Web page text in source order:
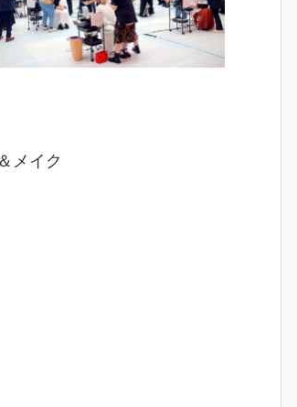
メイク